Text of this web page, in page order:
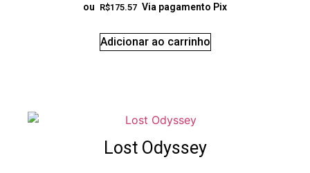
ou R$175.57 Via pagamento Pix
Adicionar ao carrinho
Lost Odyssey